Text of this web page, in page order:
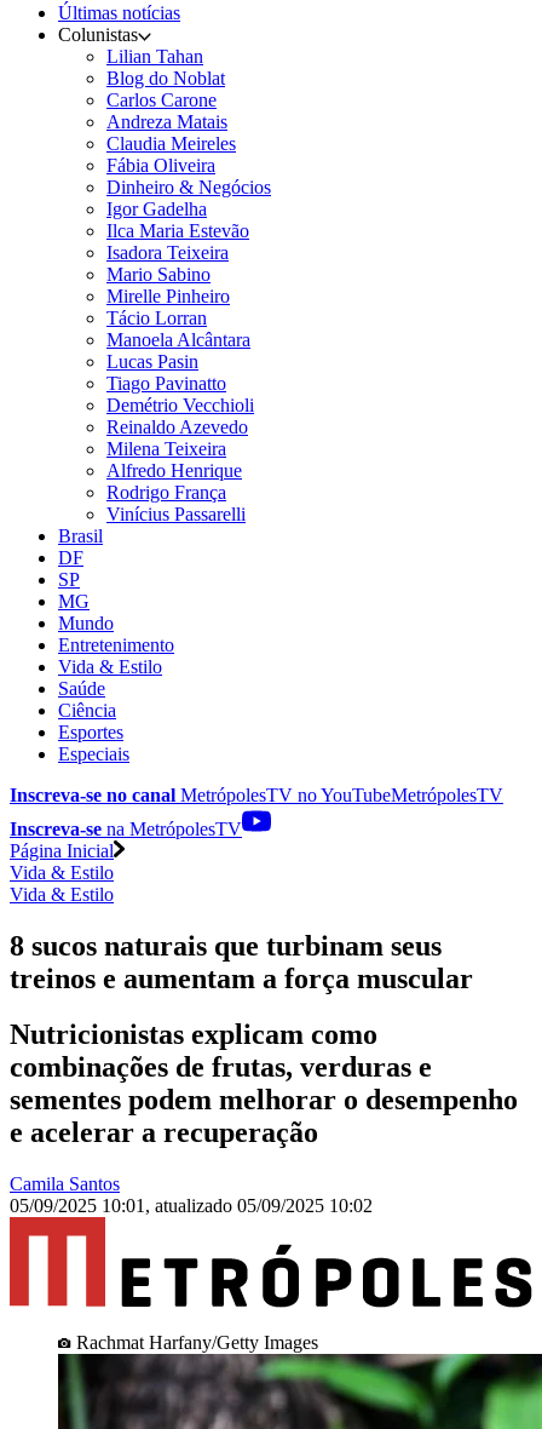
Últimas notícias
Colunistas
Lilian Tahan
Blog do Noblat
Carlos Carone
Andreza Matais
Claudia Meireles
Fábia Oliveira
Dinheiro & Negócios
Igor Gadelha
Ilca Maria Estevão
Isadora Teixeira
Mario Sabino
Mirelle Pinheiro
Tácio Lorran
Manoela Alcântara
Lucas Pasin
Tiago Pavinatto
Demétrio Vecchioli
Reinaldo Azevedo
Milena Teixeira
Alfredo Henrique
Rodrigo França
Vinícius Passarelli
Brasil
DF
SP
MG
Mundo
Entretenimento
Vida & Estilo
Saúde
Ciência
Esportes
Especiais
Inscreva-se no canal MetrópolesTV noYouTubeMetrópolesTV
Inscreva-se na MetrópolesTV
Página Inicial
Vida & Estilo
Vida & Estilo
8 sucos naturais que turbinam seus
treinos e aumentam a força muscular
Nutricionistas explicam como
combinações de frutas, verduras e
sementes podem melhorar o desempenho
e acelerar a recuperação
Camila Santos
05/09/2025 10:01 , atualizado 05/09/2025 10:02
Rachmat Harfany/Getty Images